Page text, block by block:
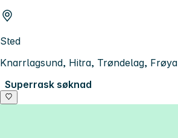
Sted
Knarrlagsund, Hitra, Trøndelag, Frøya
Superrask søknad